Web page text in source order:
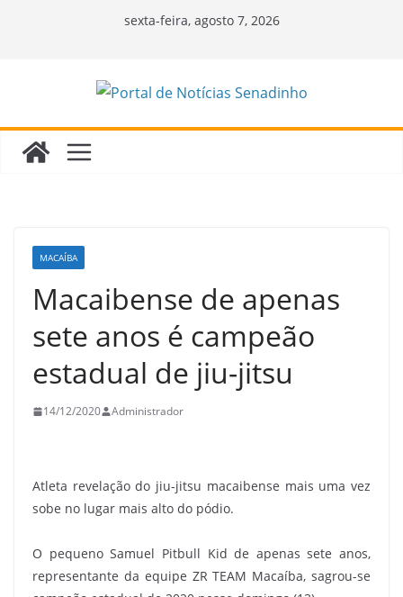
sexta-feira, agosto 7, 2026
MACAÍBA
Macaibense de apenas
sete anos é campeão
estadual de jiu-jitsu
14/12/2020 Administrador
Atleta revelação do jiu-jitsu macaibense mais uma vez
sobe no lugar mais alto do pódio.
O pequeno Samuel Pitbull Kid de apenas sete anos,
representante da equipe ZR TEAM Macaíba, sagrou-se